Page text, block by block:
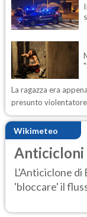
La ragazza era
presunto
Wikimeteo
Anticicloni
L'Anticiclone di
'bloccare' il